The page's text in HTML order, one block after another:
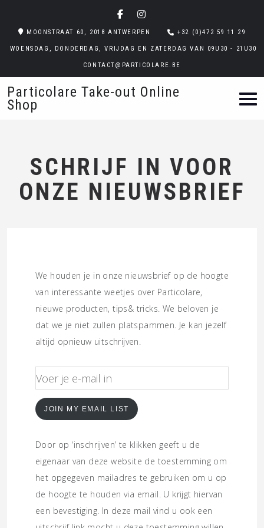
MOONSTRAAT 60, 2018 ANTWERPEN +32 (0)472 59 11 29
WOENSDAG, DONDERDAG, VRIJDAG EN ZATERDAG VAN 09U30 - 21U30
CONTACT@PARTICOLARE.BE
Particolare Take-out Online
Shop
SCHRIJF IN VOOR
ONZE NIEUWSBRIEF
We houden je in onze nieuwsbrief op de hoogte
van interessante weetjes over Particolare,
nieuwe producten, tips& tricks. We beloven je
dat we je niet zullen platspammen. Je kan jezelf
altijd opnieuw uitschrijven.
JOIN MY EMAIL LIST
Door op ‘inschrijven’ te klikken geeft u de
eigenaar van deze website de toestemming om
het opgegeven mailadres te gebruiken om u op
de hoogte te houden via email. U krijgt hiervan
een bevestiging. In deze mail vind u ook een